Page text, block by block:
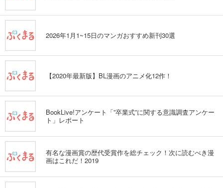
弱虫ペダル 91
試し読み
649
あらすじを表示する
弱虫ペダル 93
カート
2026年1月1~15日のマンガおすすめ新刊30選
【2020年最新版】BL漫画のアニメ化12作！
BookLive!アンケート「”卒業式”に関する意識調査アンケー
ト」レポート
有名な漫画賞の歴代受賞作を総チェック！次に読むべき漫
画はこれだ！2019